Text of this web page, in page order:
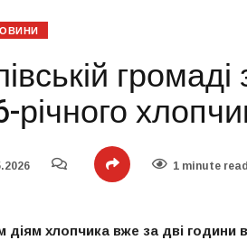
річного
1 minute read
хлопчика вже за дві години